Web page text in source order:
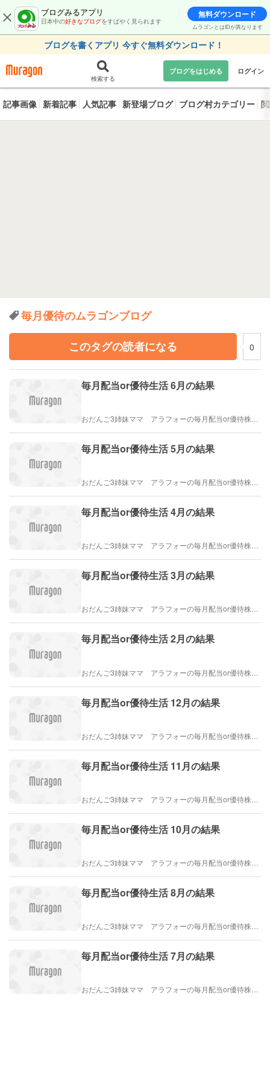
ブログみるアプリ
日本中の好きなブログをすばやく見られます
無料ダウンロード
ムラゴンとはIDが異なります
ブログを書くアプリ 今すぐ無料ダウンロード！
検索する
ブログをはじめる ログイン
記事画像 新着記事 人気記事 新登場ブログ ブログ村カテゴリー
毎月優待のムラゴンブログ
このタグの読者になる
0
毎月配当or優待生活 6月の結果
毎月配当or優待生活 5月の結果
毎月配当or優待生活 4月の結果
毎月配当or優待生活 3月の結果
おだんご3姉妹ママ アラフォーの毎月配当or優待株ライフ
毎月配当or優待生活 2月の結果
毎月配当or優待生活 12月の結果
毎月配当or優待生活 11月の結果
毎月配当or優待生活 10月の結果
毎月配当or優待生活 8月の結果
毎月配当or優待生活 7月の結果